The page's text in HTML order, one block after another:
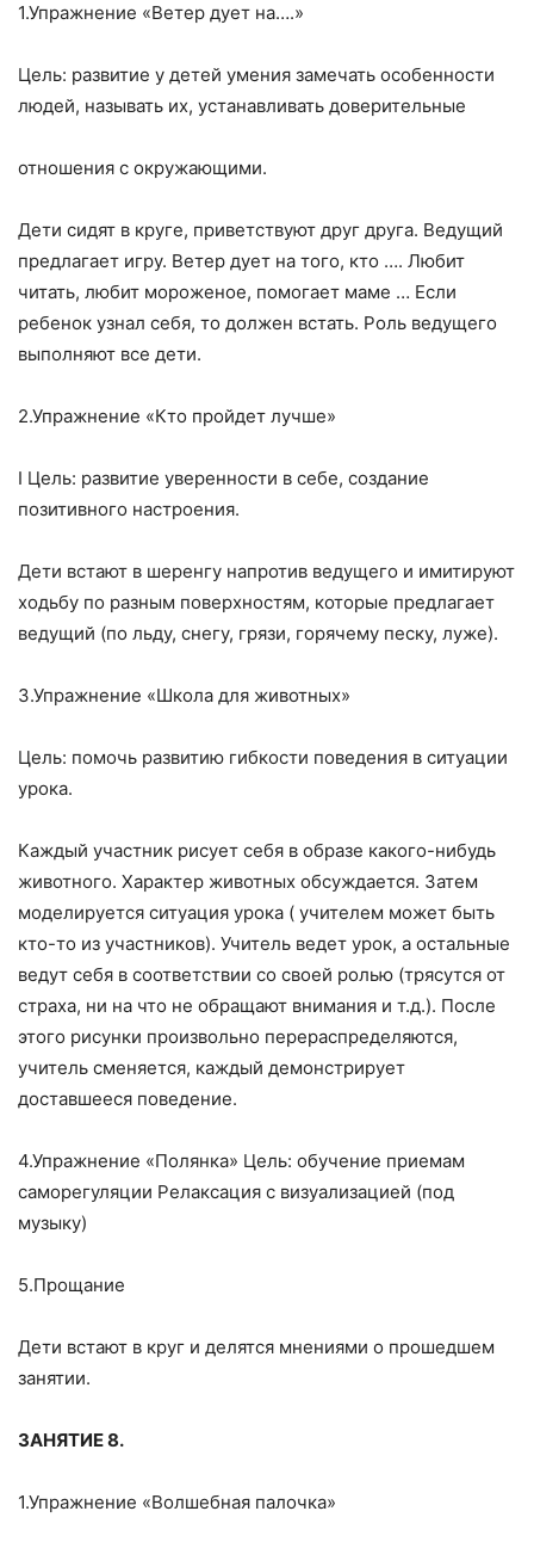
1.Упражнение «Ветер дует на….»
Цель: развитие у детей умения замечать особенности
людей, называть их, устанавливать доверительные
отношения с окружающими.
Дети сидят в круге, приветствуют друг друга. Ведущий
предлагает игру. Ветер дует на того, кто …. Любит
читать, любит мороженое, помогает маме … Если
ребенок узнал себя, то должен встать. Роль ведущего
выполняют все дети.
2.Упражнение «Кто пройдет лучше»
I Цель: развитие уверенности в себе, создание
позитивного настроения.
Дети встают в шеренгу напротив ведущего и имитируют
ходьбу по разным поверхностям, которые предлагает
ведущий (по льду, снегу, грязи, горячему песку, луже).
3.Упражнение «Школа для животных»
Цель: помочь развитию гибкости поведения в ситуации
урока.
Каждый участник рисует себя в образе какого-нибудь
животного. Характер животных обсуждается. Затем
моделируется ситуация урока ( учителем может быть
кто-то из участников). Учитель ведет урок, а остальные
ведут себя в соответствии со своей ролью (трясутся от
страха, ни на что не обращают внимания и т.д.). После
этого рисунки произвольно перераспределяются,
учитель сменяется, каждый демонстрирует
доставшееся поведение.
4.Упражнение «Полянка» Цель: обучение приемам
саморегуляции Релаксация с визуализацией (под
музыку)
5.Прощание
Дети встают в круг и делятся мнениями о прошедшем
занятии.
ЗАНЯТИЕ 8.
1.Упражнение «Волшебная палочка»